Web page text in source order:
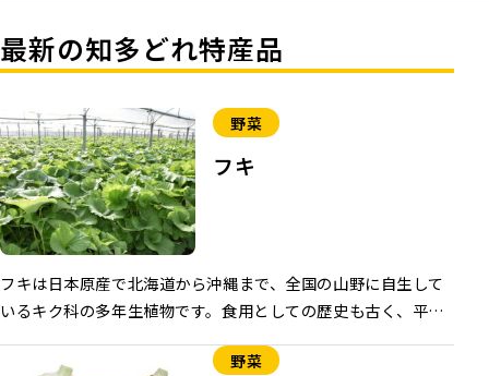
最新の知多どれ特産品
野菜
フキ
フキは日本原産で北海道から沖縄まで、全国の山野に自生して
いるキク科の多年生植物です。食用としての歴史も古く、平安
野菜